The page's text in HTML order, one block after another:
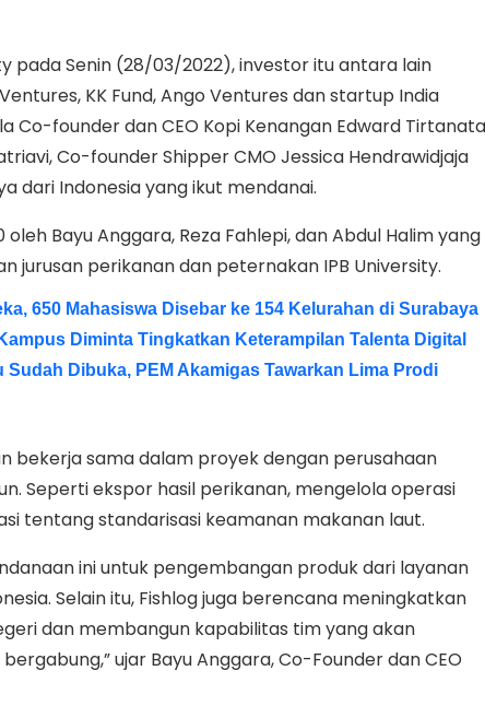
pada Senin (28/03/2022), investor itu antara lain
KK Fund, Ango Ventures dan startup India
Co-founder dan CEO Kopi Kenangan Edward
Co-founder Shipper CMO Jessica Hendrawidjaja
dari Indonesia yang ikut mendanai.
Bayu Anggara, Reza Fahlepi, dan Abdul Halim yang
jurusan perikanan dan peternakan IPB University.
650 Mahasiswa Disebar ke 154 Kelurahan di Surabaya
Diminta Tingkatkan Keterampilan Talenta Digital
Sudah Dibuka, PEM Akamigas Tawarkan Lima Prodi
bekerja sama dalam proyek dengan perusahaan
Seperti ekspor hasil perikanan, mengelola operasi
tentang standarisasi keamanan makanan laut.
ini untuk pengembangan produk dari layanan
Selain itu, Fishlog juga berencana meningkatkan
dan membangun kapabilitas tim yang akan
ujar Bayu Anggara, Co-Founder dan CEO